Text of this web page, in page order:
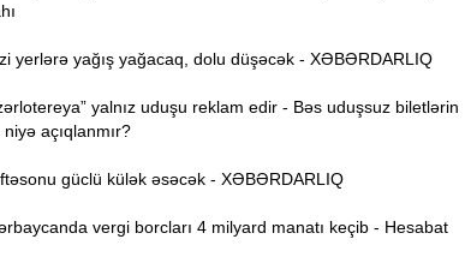
yerlərə yağış yağacaq, dolu düşəcək - XƏBƏRDARLIQ
yalnız uduşu reklam edir - Bəs uduşsuz biletlərin
niyə açıqlanmır?
güclü külək əsəcək - XƏBƏRDARLIQ
vergi borcları 4 milyard manatı keçib - Hesabat